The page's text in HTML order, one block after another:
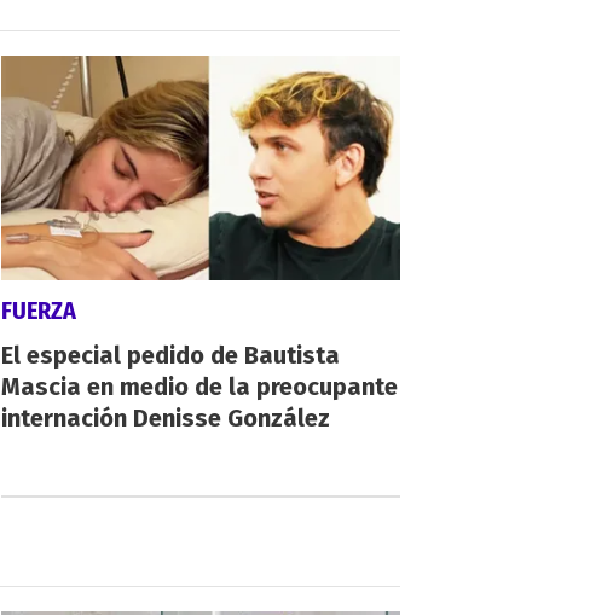
FUERZA
El especial pedido de Bautista
Mascia en medio de la preocupante
internación Denisse González